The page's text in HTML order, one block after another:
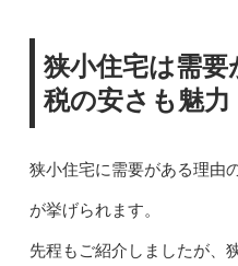
狭小住宅は需
税の安さも魅力
狭小住宅に需要がある理由
が挙げられます。
先程もご紹介しましたが、